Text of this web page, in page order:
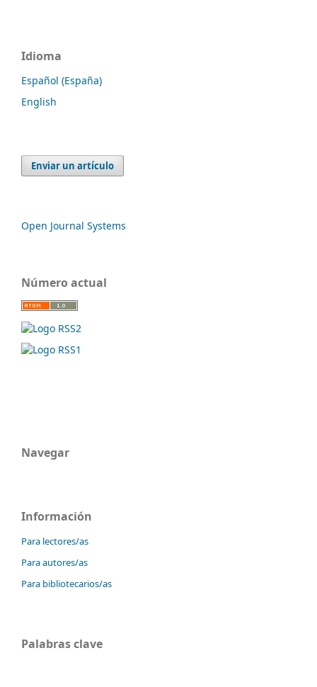
Idioma
Español (España)
English
Enviar un artículo
Open Journal Systems
Número actual
Navegar
Información
Para lectores/as
Para autores/as
Para bibliotecarios/as
Palabras clave